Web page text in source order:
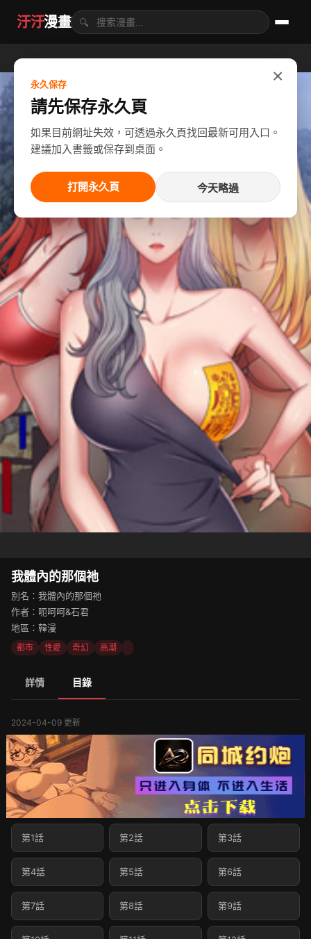
汙汙漫畫 🔍
×
永久保存
請先保存永久頁
如果目前網址失效，可透過永久頁找回最新可用入口。
建議加入書籤或保存到桌面。
打開永久頁 今天略過
我體內的那個祂
別名：我體內的那個祂
作者：呃呵呵&石君
地區：韓漫
都市 性愛 奇幻 高潮
詳情 目錄
2024-04-09 更新
第1話 第2話 第3話
第4話 第5話 第6話
第7話 第8話 第9話